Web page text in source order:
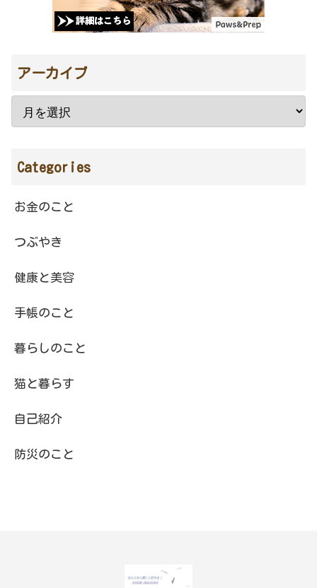
アーカイブ
Categories
お金のこと
つぶやき
健康と美容
手帳のこと
暮らしのこと
猫と暮らす
自己紹介
防災のこと